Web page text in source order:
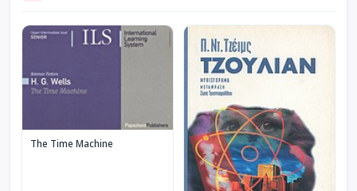
The Time Machine